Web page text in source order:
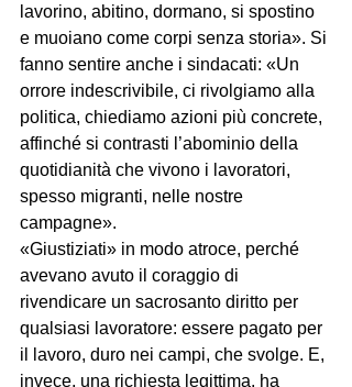
lavorino, abitino, dormano, si spostino
e muoiano come corpi senza storia». Si
fanno sentire anche i sindacati: «Un
orrore indescrivibile, ci rivolgiamo alla
politica, chiediamo azioni più concrete,
affinché si contrasti l’abominio della
quotidianità che vivono i lavoratori,
spesso migranti, nelle nostre
campagne».
«Giustiziati» in modo atroce, perché
avevano avuto il coraggio di
rivendicare un sacrosanto diritto per
qualsiasi lavoratore: essere pagato per
il lavoro, duro nei campi, che svolge. E,
invece, una richiesta legittima, ha